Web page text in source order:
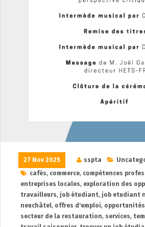
27 Nov 2025 sspta
cafés, commerce, compétences
entreprises locales, exploration des
travailleurs, job étudiant, job etudiant
neuchâtel, offres d'emploi, opportunités
secteur de la restauration, services,